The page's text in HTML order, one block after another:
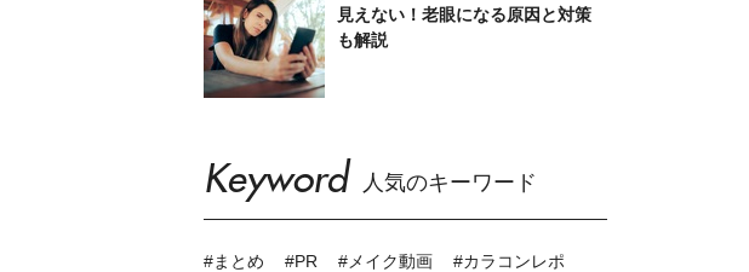
見えない！老眼になる原因と対策
も解説
Keyword 人気のキーワード
#まとめ #PR #メイク動画
#カラコンレポ